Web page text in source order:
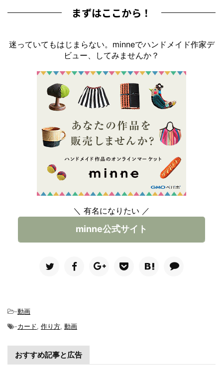
まずはここから！
迷っていてもはじまらない。minneでハンドメイド作家デ
ビュー、してみませんか？
＼ 有名になりたい ／
minne公式サイト
-動画
-カード, 作り方, 動画
おすすめ記事と広告